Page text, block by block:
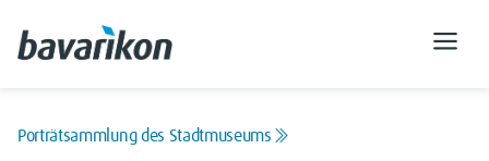
Porträtsammlung des Stadtmuseums